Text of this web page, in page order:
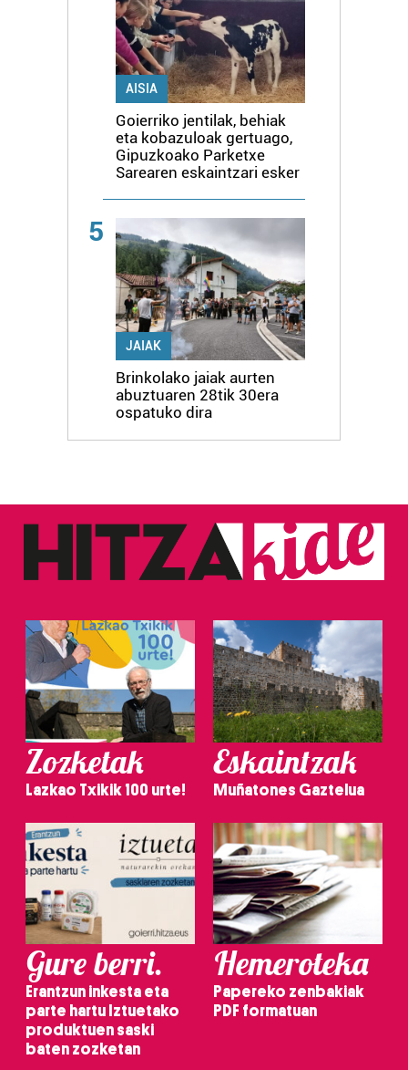
AISIA
Goierriko jentilak, behiak
eta kobazuloak gertuago,
Gipuzkoako Parketxe
Sarearen eskaintzari esker
5
JAIAK
Brinkolako jaiak aurten
abuztuaren 28tik 30era
ospatuko dira
Zozketak
Lazkao Txikik 100 urte!
Eskaintzak
Muñatones Gaztelua
Gure berri.
Erantzun inkesta eta
parte hartu Iztuetako
produktuen saski
baten zozketan
Hemeroteka
Papereko zenbakiak
PDF formatuan